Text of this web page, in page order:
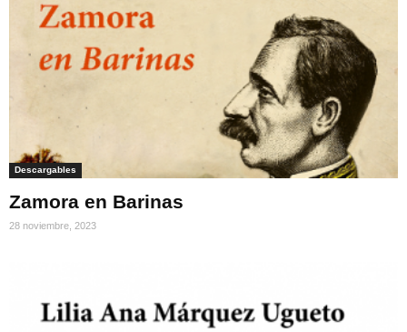
Descargables
Zamora en Barinas
28 noviembre, 2023